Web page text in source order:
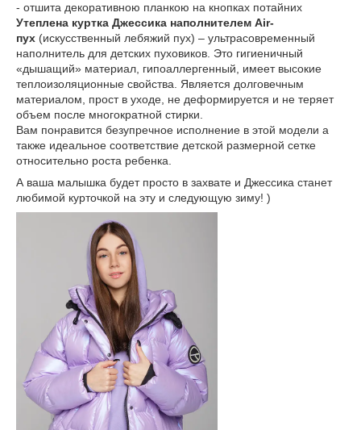
- отшита декоративною планкою на кнопках потайних
Утеплена куртка Джессика наполнителем Air-
пух (искусственный лебяжий пух) – ультрасовременный
наполнитель для детских пуховиков. Это гигиеничный
«дышащий» материал, гипоаллергенный, имеет высокие
теплоизоляционные свойства. Является долговечным
материалом, прост в уходе, не деформируется и не теряет
объем после многократной стирки.
Вам понравится безупречное исполнение в этой модели а
также идеальное соответствие детской размерной сетке
относительно роста ребенка.
А ваша малышка будет просто в захвате и Джессика станет
любимой курточкой на эту и следующую зиму! )